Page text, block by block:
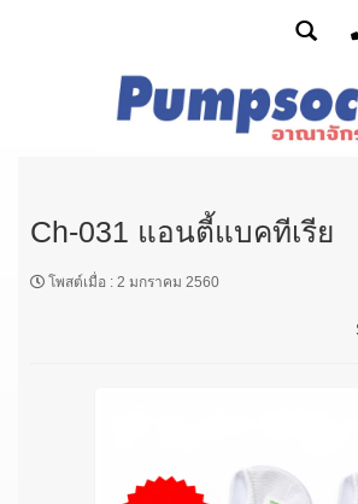
Ch-031 แอนตี้แบคทีเรีย
โพสต์เมื่อ : 2 มกราคม 2560